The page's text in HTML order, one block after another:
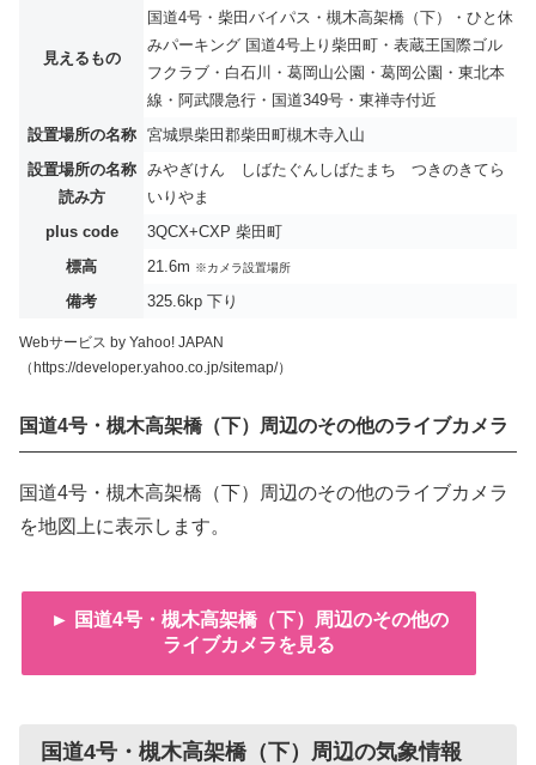
見えるもの
国道4号・柴田バイパス・槻木高架橋（下）・ひと休
みパーキング 国道4号上り柴田町・表蔵王国際ゴル
フクラブ・白石川・葛岡山公園・葛岡公園・東北本
線・阿武隈急行・国道349号・東禅寺付近
設置場所の名称
宮城県柴田郡柴田町槻木寺入山
設置場所の名称
読み方
みやぎけん しばたぐんしばたまち つきのきてら
いりやま
plus code
3QCX+CXP 柴田町
標高
21.6m ※カメラ設置場所
備考 325.6kp 下り
Webサービス by Yahoo! JAPAN
（https://developer.yahoo.co.jp/sitemap/）
国道4号・槻木高架橋（下）周辺のその他のライブカメラ
国道4号・槻木高架橋（下）周辺のその他のライブカメラ
を地図上に表示します。
► 国道4号・槻木高架橋（下）周辺のその他の
ライブカメラを見る
国道4号・槻木高架橋（下）周辺の気象情報